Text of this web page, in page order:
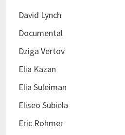
David Lynch
Documental
Dziga Vertov
Elia Kazan
Elia Suleiman
Eliseo Subiela
Eric Rohmer